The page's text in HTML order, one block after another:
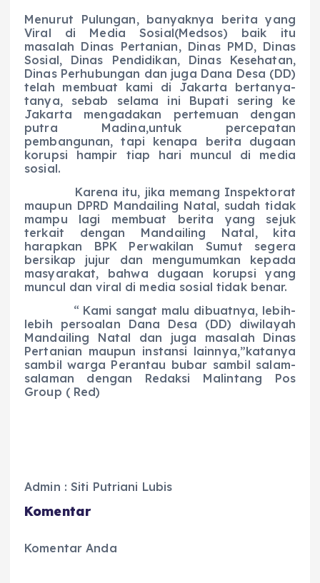
Menurut Pulungan, banyaknya berita yang
Viral di Media Sosial(Medsos) baik itu
masalah Dinas Pertanian, Dinas PMD, Dinas
Sosial, Dinas Pendidikan, Dinas Kesehatan,
Dinas Perhubungan dan juga Dana Desa (DD)
telah membuat kami di Jakarta bertanya-
tanya, sebab selama ini Bupati sering ke
Jakarta mengadakan pertemuan dengan
putra Madina,untuk percepatan
pembangunan, tapi kenapa berita dugaan
korupsi hampir tiap hari muncul di media
sosial.
Karena itu, jika memang Inspektorat
maupun DPRD Mandailing Natal, sudah tidak
mampu lagi membuat berita yang sejuk
terkait dengan Mandailing Natal, kita
harapkan BPK Perwakilan Sumut segera
bersikap jujur dan mengumumkan kepada
masyarakat, bahwa dugaan korupsi yang
muncul dan viral di media sosial tidak benar.
“ Kami sangat malu dibuatnya, lebih-
lebih persoalan Dana Desa (DD) diwilayah
Mandailing Natal dan juga masalah Dinas
Pertanian maupun instansi lainnya,”katanya
sambil warga Perantau bubar sambil salam-
salaman dengan Redaksi Malintang Pos
Group ( Red)
Admin : Siti Putriani Lubis
Komentar
Komentar Anda